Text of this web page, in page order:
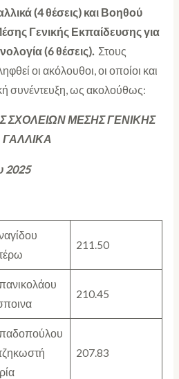
(4 θέσεις) και Βοηθού
Γενικής Εκπαίδευσης για
(6 θέσεις). Στους
οι ακόλουθοι, οι οποίοι και
συνέντευξη, ως ακολούθως:
ΣΧΟΛΕΙΩΝ ΜΕΣΗΣ ΓΕΝΙΚΗΣ
ΓΑΛΛΙΚΑ
2025
211.50
210.45
207.83